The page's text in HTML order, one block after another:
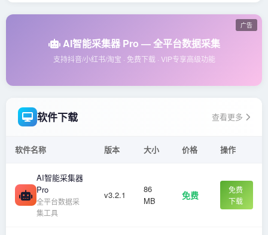
广告
AI智能采集器 Pro — 全平台数据采集
支持抖音/小红书/淘宝 · 免费下载 · VIP专享高级功能
软件下载 查看更多
软件名称 版本 大小 价格 操作
AI智能采集器
Pro
全平台数据采
集工具
v3.2.1
86
MB
免费
免费
下载